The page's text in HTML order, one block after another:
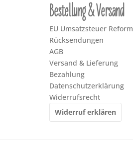
Bestellung & Versand
EU Umsatzsteuer Reform
Rücksendungen
AGB
Versand & Lieferung
Bezahlung
Datenschutzerklärung
Widerrufsrecht
Widerruf erklären